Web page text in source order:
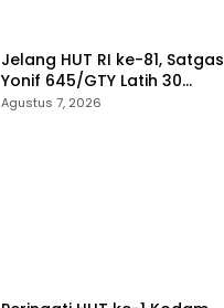
Jelang HUT RI ke-81, Satgas
Yonif 645/GTY Latih 30
Paskibraka di Kantor Bupati
Agustus 7, 2026